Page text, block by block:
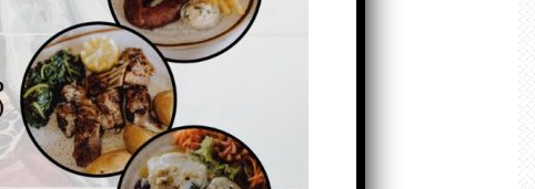
OPINIÃO E CRÓNICAS
Matraquilhos… Autor:
Fernando Roldão
6 de Agosto de 2026
A marca Sporting em
todo o mundo está a